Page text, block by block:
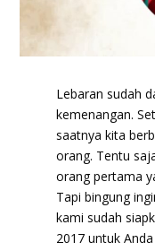
Lebaran sudah
kemenangan.
saatnya kita
orang. Tentu
orang pertama
Tapi bingung
kami sudah
2017 untuk Anda